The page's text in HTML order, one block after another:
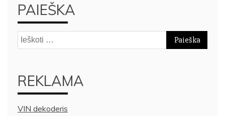
PAIEŠKA
Ieškoti:
REKLAMA
VIN dekoderis